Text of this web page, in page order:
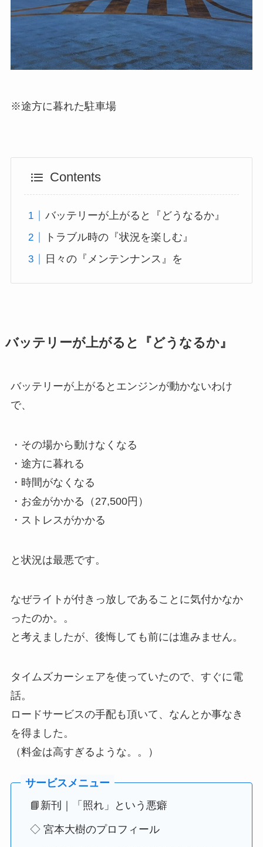
※途方に暮れた駐車場
Contents
バッテリーが上がると『どうなるか』
トラブル時の『状況を楽しむ』
日々の『メンテンナンス』を
バッテリーが上がると『どうなるか』
バッテリーが上がるとエンジンが動かないわけ
で、
・その場から動けなくなる
・途方に暮れる
・時間がなくなる
・お金がかかる（27,500円）
・ストレスがかかる
と状況は最悪です。
なぜライトが付きっ放しであることに気付かなか
ったのか。。
と考えましたが、後悔しても前には進みません。
タイムズカーシェアを使っていたので、すぐに電
話。
ロードサービスの手配も頂いて、なんとか事なき
を得ました。
（料金は高すぎるような。。）
📘新刊｜「照れ」という悪癖
◇ 宮本大樹のプロフィール